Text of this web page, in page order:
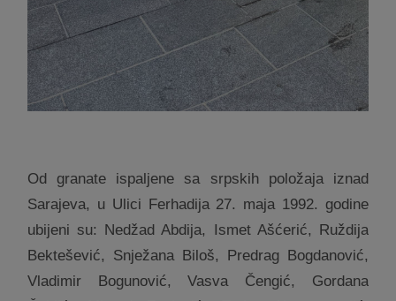
Od granate ispaljene sa srpskih položaja iznad
Sarajeva, u Ulici Ferhadija 27. maja 1992. godine
ubijeni su: Nedžad Abdija, Ismet Ašćerić, Ruždija
Bektešević, Snježana Biloš, Predrag Bogdanović,
Vladimir Bogunović, Vasva Čengić, Gordana